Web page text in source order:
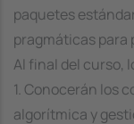
paquetes
pragmáticas para
Al final del curso,
1. Conocerán los
algorítmica y